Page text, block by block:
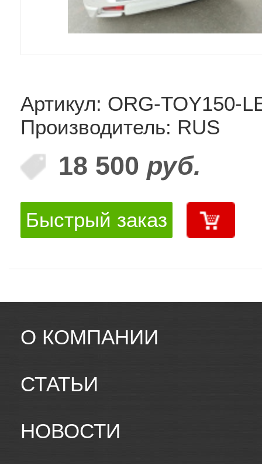
Артикул: ORG-TOY150-
Производитель: RUS
18 500 руб.
Быстрый заказ
О КОМПАНИИ
СТАТЬИ
НОВОСТИ